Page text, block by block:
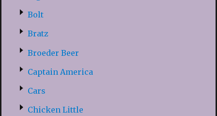
Bolt
Bratz
Broeder Beer
Captain America
Cars
Chicken Little